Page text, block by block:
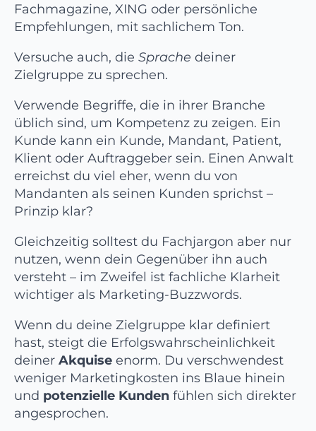
Fachmagazine, XING oder persönliche
Empfehlungen, mit sachlichem Ton.
Versuche auch, die Sprache deiner
Zielgruppe zu sprechen.
Verwende Begriffe, die in ihrer Branche
üblich sind, um Kompetenz zu zeigen. Ein
Kunde kann ein Kunde, Mandant, Patient,
Klient oder Auftraggeber sein. Einen Anwalt
erreichst du viel eher, wenn du von
Mandanten als seinen Kunden sprichst –
Prinzip klar?
Gleichzeitig solltest du Fachjargon aber nur
nutzen, wenn dein Gegenüber ihn auch
versteht – im Zweifel ist fachliche Klarheit
wichtiger als Marketing-Buzzwords.
Wenn du deine Zielgruppe klar definiert
hast, steigt die Erfolgswahrscheinlichkeit
deiner Akquise enorm. Du verschwendest
weniger Marketingkosten ins Blaue hinein
und potenzielle Kunden fühlen sich direkter
angesprochen.